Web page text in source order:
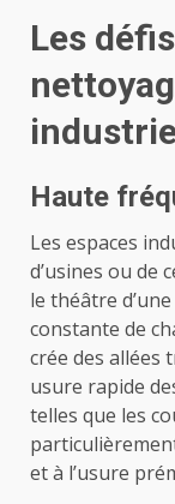
Les
Haute
Les espaces
d’usines ou de
le théâtre
constante de
crée des allées
usure rapide
telles que les
et à l’usure